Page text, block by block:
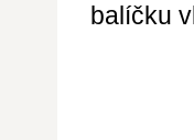
balíčku